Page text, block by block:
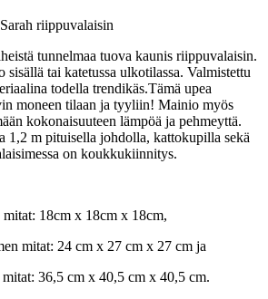
riippuvalaisin
tunnelmaa tuova kaunis riippuvalaisin.
tai katetussa ulkotilassa. Valmistettu
todella trendikäs.Tämä upea
moneen tilaan ja tyyliin! Mainio myös
kokonaisuuteen lämpöä ja pehmeyttä.
1,2 m pituisella johdolla, kattokupilla sekä
on koukkukiinnitys.
18cm x 18cm x 18cm,
mitat: 24 cm x 27 cm x 27 cm ja
36,5 cm x 40,5 cm x 40,5 cm.